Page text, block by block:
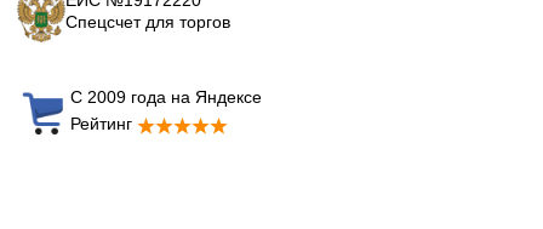
Спецсчет для торгов
С 2009 года на Яндексе
Рейтинг